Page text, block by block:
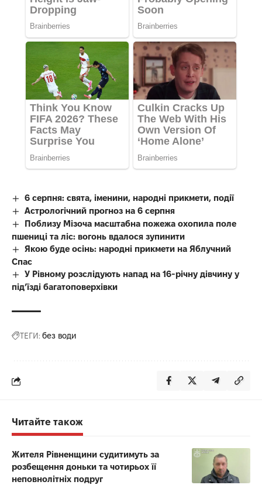
6 серпня: свята, іменини, народні прикмети, події
Астрологічний прогноз на 6 серпня
Поблизу Мізоча масштабна пожежа охопила поле
пшениці та ліс: вогонь вдалося зупинити
Якою буде осінь: народні прикмети на Яблучний
Спас
У Рівному розслідують напад на 16-річну дівчину у
під’їзді багатоповерхівки
ТЕГИ: без води
Читайте також
Жителя Рівненщини судитимуть за
розбещення доньки та чотирьох її
неповнолітніх подруг